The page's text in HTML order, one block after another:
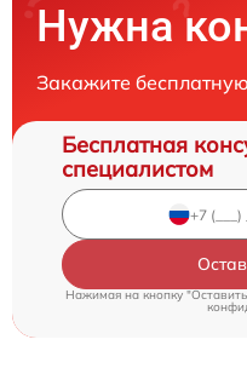
Нужна
Закажите
Бесплатная
специалистом
Нажимая на кнопку